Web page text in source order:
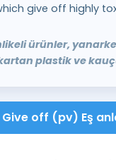
give off highly
ürünler,
plastik ve
Give off (pv) Eş